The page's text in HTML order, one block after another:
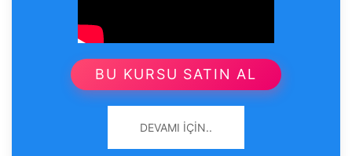
BU KURSU SATIN AL
DEVAMI İÇIN..